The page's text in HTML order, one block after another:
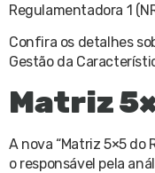
Regulamentadora 1
Confira os detalhes
Gestão da
Matriz
A nova “Matriz 5×5 do
o responsável pela